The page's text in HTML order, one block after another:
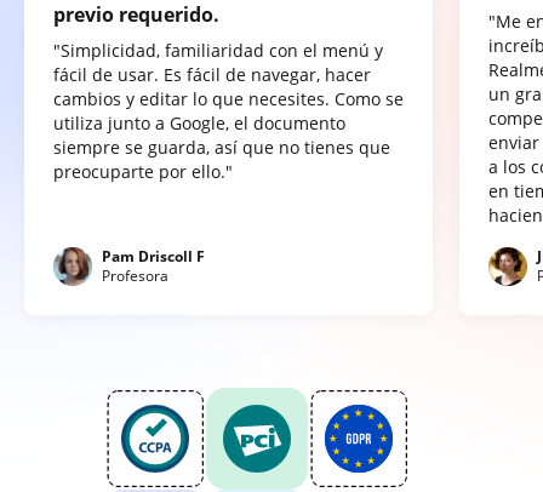
previo requerido.
"Simplicidad, familiaridad con el menú y
fácil de usar. Es fácil de navegar, hacer
cambios y editar lo que necesites. Como se
utiliza junto a Google, el documento
siempre se guarda, así que no tienes que
preocuparte por ello."
Pam Driscoll F
Profesora
"Me
un
a los
en